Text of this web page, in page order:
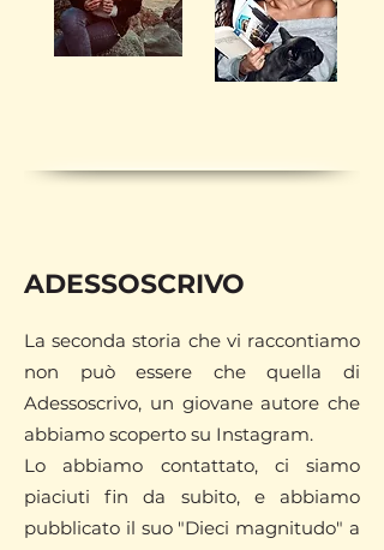
ADESSOSCRIVO
La seconda storia che vi raccontiamo
non può essere che quella di
Adessoscrivo, un giovane autore che
abbiamo scoperto su Instagram.
Lo abbiamo contattato, ci siamo
piaciuti fin da subito, e abbiamo
pubblicato il suo "Dieci magnitudo" a